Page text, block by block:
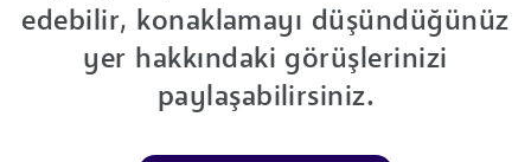
edebilir, konaklamayı düşündüğünüz
yer hakkındaki görüşlerinizi
paylaşabilirsiniz.